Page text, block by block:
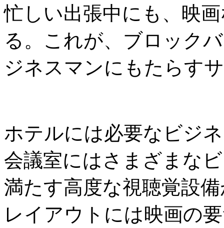
忙しい出張中にも、映
る。これが、ブロック
ジネスマンにもたらす
ホテルには必要なビジ
会議室にはさまざまな
満たす高度な視聴覚設
レイアウトには映画の